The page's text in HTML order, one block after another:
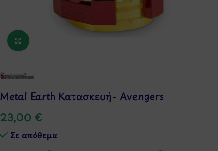
Κάντε κλικ για μεγέθυνση
Metal Earth Κατασκευή- Avengers
23,00 €
Σε απόθεμα